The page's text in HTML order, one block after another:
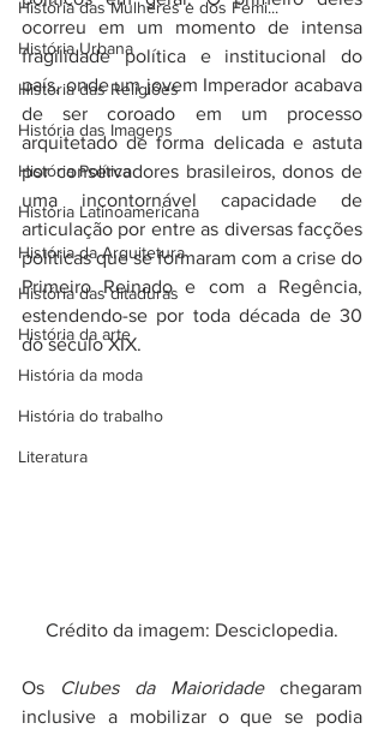
História das Mulheres e dos Femi...
História Urbana
História das Religiões
História das Imagens
História Política
História Latinoamericana
História da Arquitetura
História das ditaduras
História da arte
História da moda
História do trabalho
Literatura
ocorreu em um momento de intensa
fragilidade política e institucional do
país, onde um jovem Imperador acabava
de ser coroado em um processo
arquitetado de forma delicada e astuta
por conservadores brasileiros, donos de
uma incontornável capacidade de
articulação por entre as diversas facções
políticas que se formaram com a crise do
Primeiro Reinado e com a Regência,
estendendo-se por toda década de 30
do século XIX.
Crédito da imagem: Desciclopedia.
Os Clubes da Maioridade chegaram
inclusive a mobilizar o que se podia